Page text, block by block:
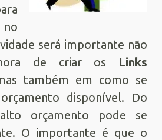
será importante não
de criar os Links
também em como se
disponível. Do
orçamento pode se
O importante é que o